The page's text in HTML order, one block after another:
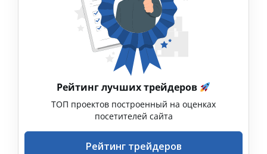
Рейтинг лучших трейдеров
ТОП проектов построенный на оценках
посетителей сайта
Рейтинг трейдеров